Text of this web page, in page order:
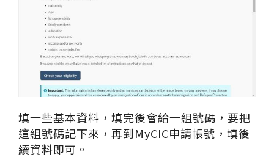
填一些基本資料，填完後會給一組號碼，要把
這組號碼記下來，再到MyCIC申請帳號，填後
續資料即可。